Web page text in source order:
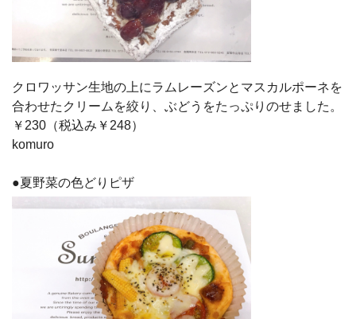
クロワッサン生地の上にラムレーズンとマスカルポーネを
合わせたクリームを絞り、ぶどうをたっぷりのせました。
￥230（税込み￥248）
komuro
●夏野菜の色どりピザ